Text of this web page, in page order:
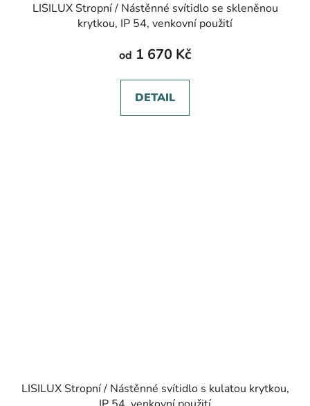
LISILUX Stropní / Nástěnné svítidlo se skleněnou
krytkou, IP 54, venkovní použití
od 1 670 Kč
DETAIL
LISILUX Stropní / Nástěnné svítidlo s kulatou krytkou,